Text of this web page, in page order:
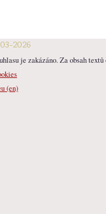
2026
je zakázáno. Za obsah
(en)